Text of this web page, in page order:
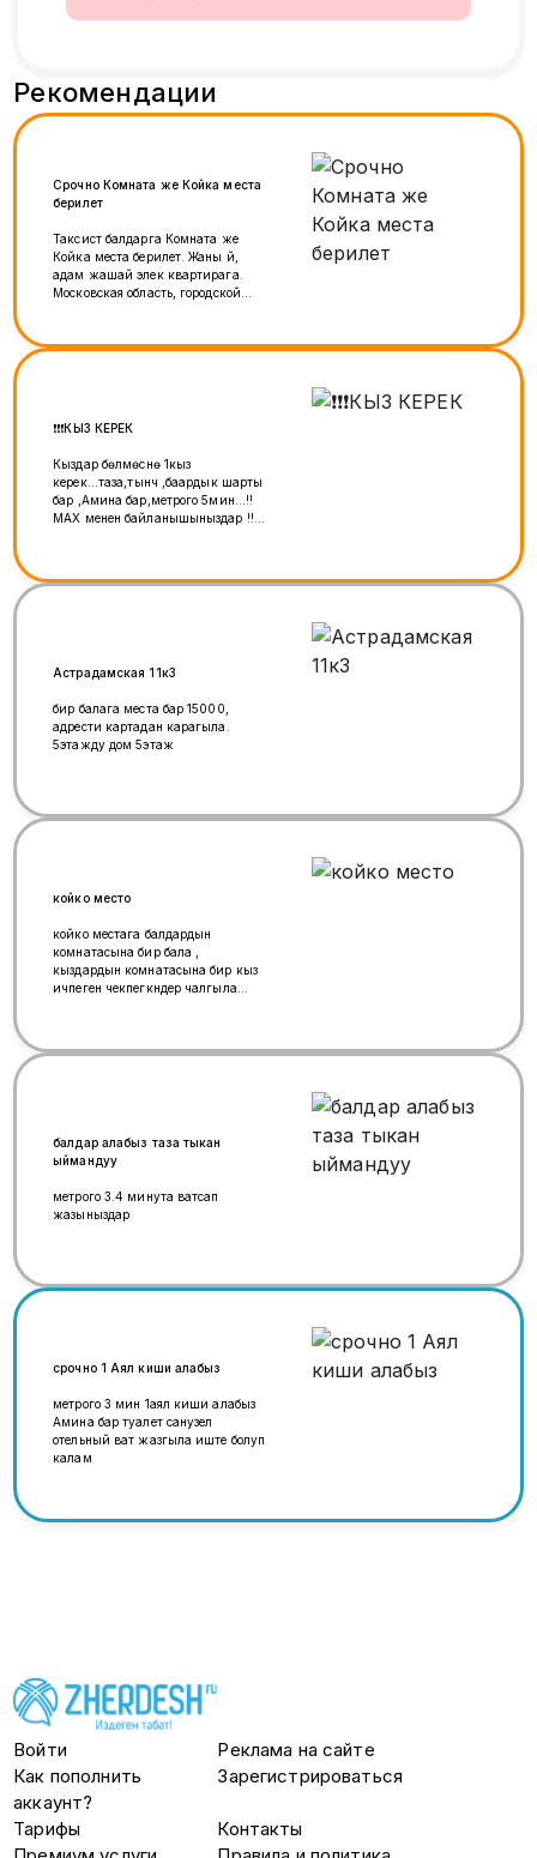
Рекомендации
Срочно Комната же Койка места
берилет
Таксист балдарга Комната же
Койка места берилет. Жаны үй,
адам жашай элек квартирага.
Московская область, городской
18 Макска жазыныз +7 (933) 759-
❗️❗️❗️КЫЗ КЕРЕК
Кыздар бөлмөсүнө 1кыз
керек...таза,тынч ,баардык шарты
бар ,Амина бар,метрого 5мин...!!
МАХ менен байланышыныздар !!
Астрадамская 11к3
бир балага места бар 15000,
адрести картадан карагыла.
5этажду дом 5этаж
койко место
койко местага балдардын
комнатасына бир бала ,
кыздардын комнатасына бир кыз
ичпеген чекпегкндер чалгыла
балдар алабыз таза тыкан
ыймандуу
метрого 3.4 минута ватсап
жазыныздар
срочно 1 Аял киши алабыз
метрого 3 мин 1аял киши алабыз
Амина бар туалет санузел
отельный ват жазгыла иште болуп
калам
Войти
Реклама на сайте
Как пополнить
аккаунт?
Зарегистрироваться
Тарифы
Контакты